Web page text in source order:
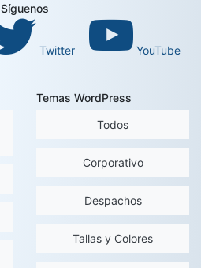
Síguenos
Twitter YouTube
Temas WordPress
Todos
Corporativo
Despachos
Tallas y Colores